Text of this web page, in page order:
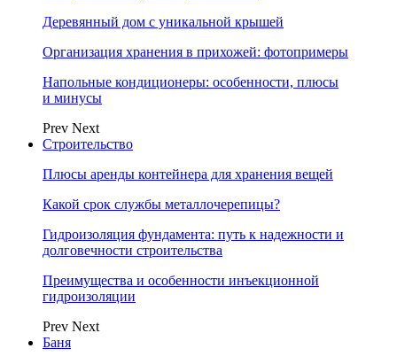
Деревянный дом с уникальной крышей
Организация хранения в прихожей: фотопримеры
Напольные кондиционеры: особенности, плюсы
и минусы
Prev Next
Строительство
Плюсы аренды контейнера для хранения вещей
Какой срок службы металлочерепицы?
Гидроизоляция фундамента: путь к надежности и
долговечности строительства
Преимущества и особенности инъекционной
гидроизоляции
Prev Next
Баня